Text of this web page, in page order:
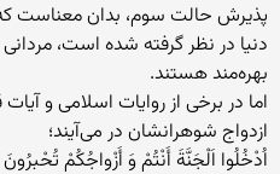
پذیرش حالت سوم، بدان معناست
دنیا در نظر گرفته شده است، مردانی
بهره‌مند هستند.
اما در برخی از روایات اسلامی و
ازدواج شوهرانشان در می‌آیند؛